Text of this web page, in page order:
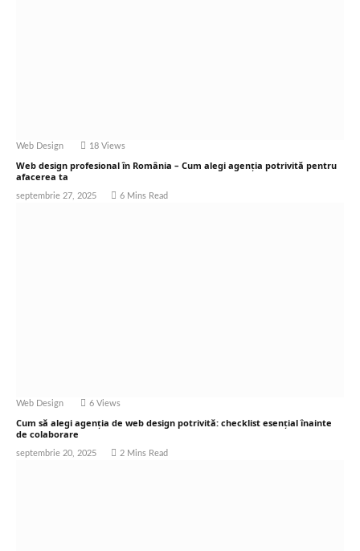
Web Design 18 Views
Web design profesional în România – Cum alegi agenția potrivită pentru
afacerea ta
septembrie 27, 2025 6 Mins Read
Web Design 6 Views
Cum să alegi agenția de web design potrivită: checklist esențial înainte
de colaborare
septembrie 20, 2025 2 Mins Read